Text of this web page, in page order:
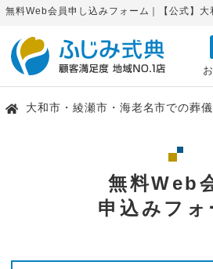
無料Web会員申し込みフォーム｜【公式】
大和市・綾瀬市・海老名市での葬
無料Web
申込みフォ